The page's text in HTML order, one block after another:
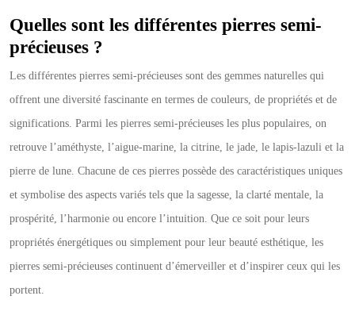
Quelles sont les différentes pierres semi-
précieuses ?
Les différentes pierres semi-précieuses sont des gemmes naturelles qui
offrent une diversité fascinante en termes de couleurs, de propriétés et de
significations. Parmi les pierres semi-précieuses les plus populaires, on
retrouve l’améthyste, l’aigue-marine, la citrine, le jade, le lapis-lazuli et la
pierre de lune. Chacune de ces pierres possède des caractéristiques uniques
et symbolise des aspects variés tels que la sagesse, la clarté mentale, la
prospérité, l’harmonie ou encore l’intuition. Que ce soit pour leurs
propriétés énergétiques ou simplement pour leur beauté esthétique, les
pierres semi-précieuses continuent d’émerveiller et d’inspirer ceux qui les
portent.